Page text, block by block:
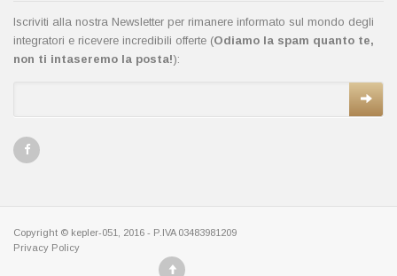
Iscriviti alla nostra Newsletter per rimanere informato sul mondo degli
integratori e ricevere incredibili offerte (Odiamo la spam quanto te,
non ti intaseremo la posta!):
Copyright © kepler-051, 2016 - P.IVA 03483981209
Privacy Policy